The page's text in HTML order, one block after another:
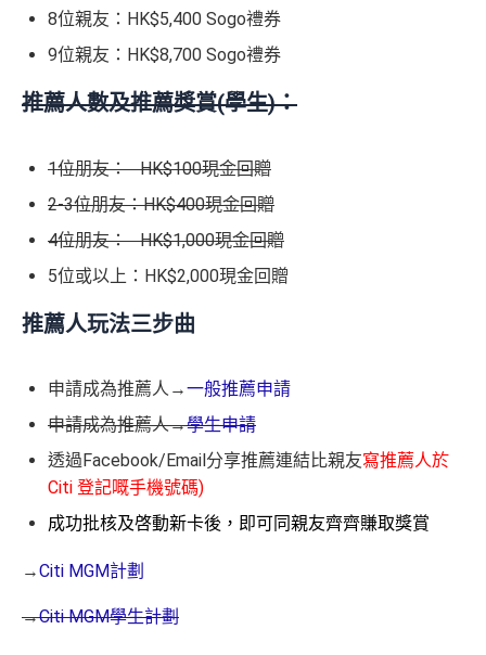
8位親友：HK$5,400 Sogo禮券
9位親友：HK$8,700 Sogo禮券
推薦人數及推薦獎賞(學生)：
1位朋友： HK$100現金回贈
2-3位朋友：HK$400現金回贈
4位朋友： HK$1,000現金回贈
5位或以上：HK$2,000現金回贈
推薦人玩法三步曲
申請成為推薦人→一般推薦申請
申請成為推薦人→學生申請
透過Facebook/Email分享推薦連結比親友寫推薦人於
Citi 登記嘅手機號碼)
成功批核及啓動新卡後，即可同親友齊齊賺取獎賞
→Citi MGM計劃
→Citi MGM學生計劃